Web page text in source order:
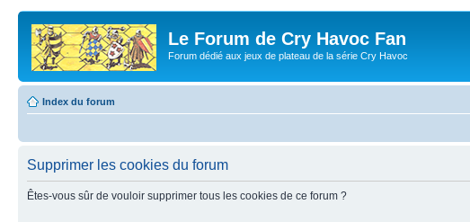
Le Forum de Cry Havoc Fan
Forum dédié aux jeux de plateau de la série Cry Havoc
Index du forum
Supprimer les cookies du forum
Êtes-vous sûr de vouloir supprimer tous les cookies de ce forum ?